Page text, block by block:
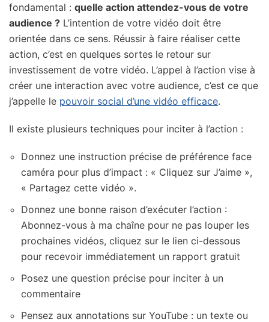
fondamental : quelle action attendez-vous de votre
audience ? L’intention de votre vidéo doit être
orientée dans ce sens. Réussir à faire réaliser cette
action, c’est en quelques sortes le retour sur
investissement de votre vidéo. L’appel à l’action vise à
créer une interaction avec votre audience, c’est ce que
j’appelle le pouvoir social d’une vidéo efficace.
Il existe plusieurs techniques pour inciter à l’action :
Donnez une instruction précise de préférence face
caméra pour plus d’impact : « Cliquez sur J’aime »,
« Partagez cette vidéo ».
Donnez une bonne raison d’exécuter l’action :
Abonnez-vous à ma chaîne pour ne pas louper les
prochaines vidéos, cliquez sur le lien ci-dessous
pour recevoir immédiatement un rapport gratuit
Posez une question précise pour inciter à un
commentaire
Pensez aux annotations sur YouTube : un texte ou